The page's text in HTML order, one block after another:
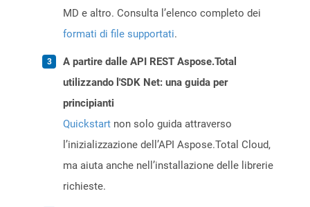
MD e altro. Consulta l’elenco completo dei
formati di file supportati.
A partire dalle API REST Aspose.Total
utilizzando l'SDK Net: una guida per
principianti
Quickstart non solo guida attraverso
l’inizializzazione dell’API Aspose.Total Cloud,
ma aiuta anche nell’installazione delle librerie
richieste.